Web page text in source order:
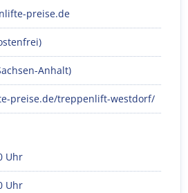
preise.de
Anhalt)
preise.de/treppenlift-westdorf/
Uhr
Uhr